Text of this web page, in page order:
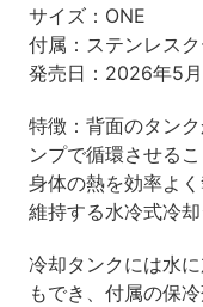
サイズ：ONE
付属：ステンレス
発売日：2026年5
特徴：背面のタン
ンプで循環させる
身体の熱を効率よ
維持する水冷式冷却
冷却タンクには水
もでき、付属の保